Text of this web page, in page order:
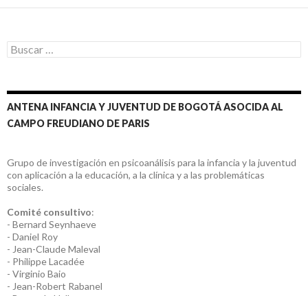
Buscar:
ANTENA INFANCIA Y JUVENTUD DE BOGOTÁ ASOCIDA AL
CAMPO FREUDIANO DE PARIS
Grupo de investigación en psicoanálisis para la infancia y la juventud
con aplicación a la educación, a la clínica y a las problemáticas
sociales.
Comité consultivo:
- Bernard Seynhaeve
- Daniel Roy
- Jean-Claude Maleval
- Philippe Lacadée
- Virginio Baio
- Jean-Robert Rabanel